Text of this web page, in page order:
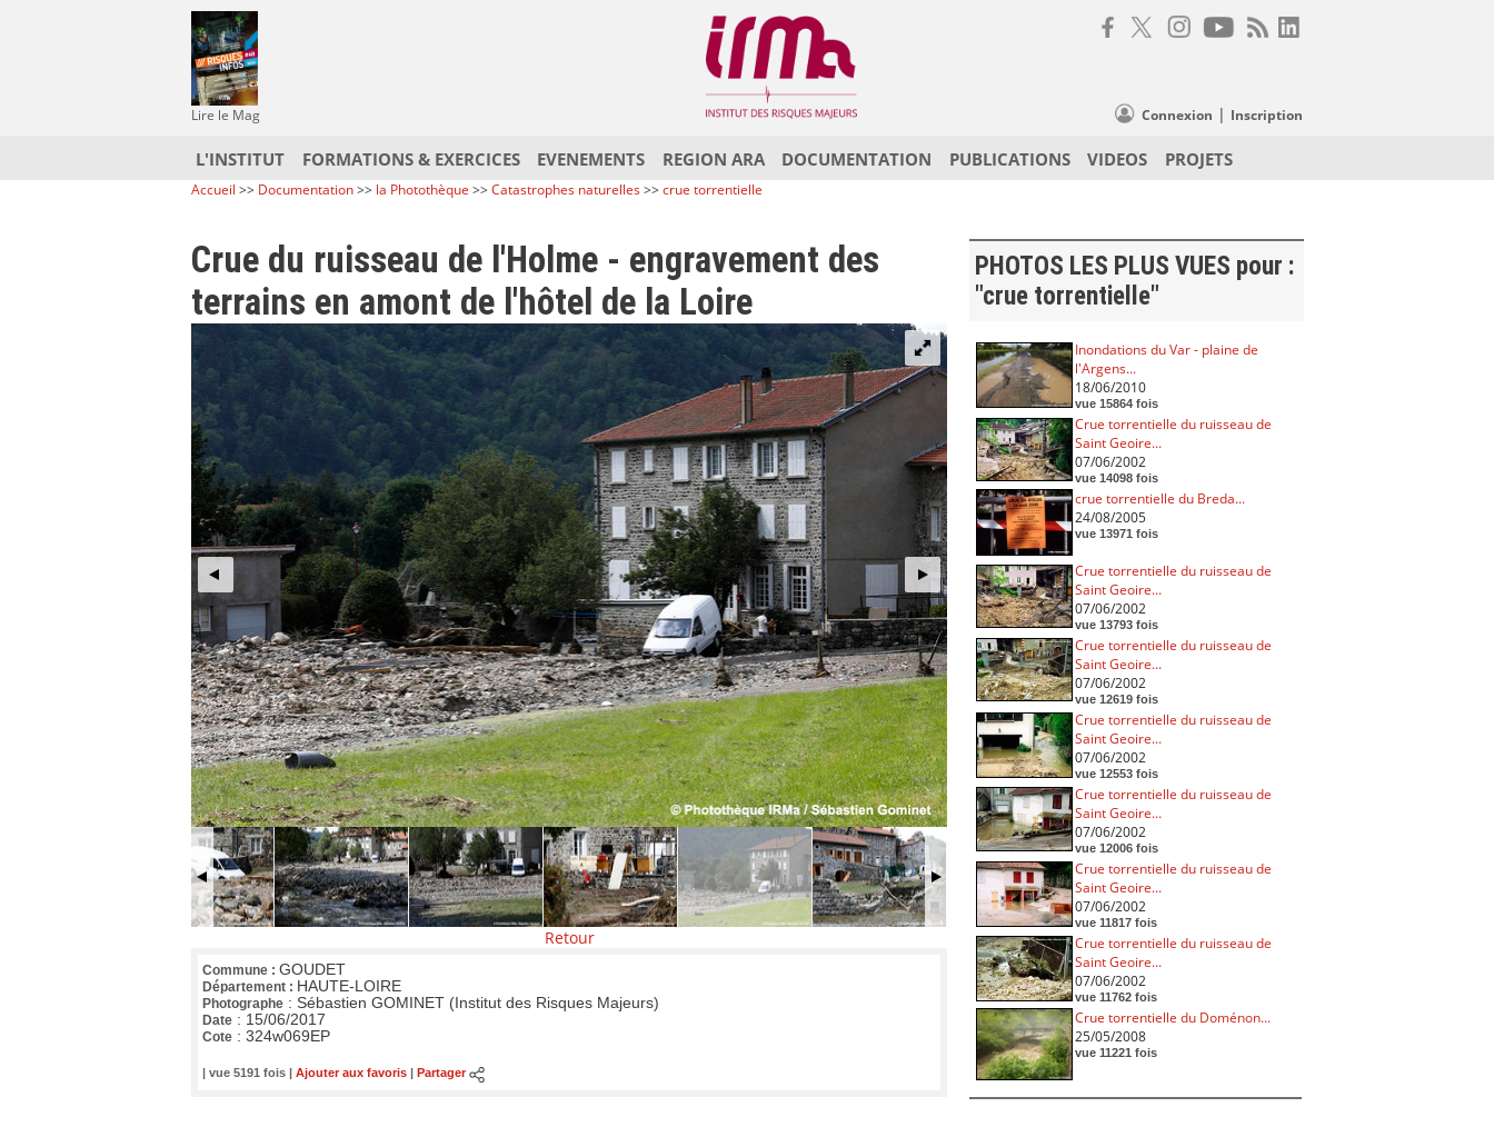
Lire le Mag Connexion | Inscription
L'INSTITUT FORMATIONS & EXERCICES EVENEMENTS REGION ARA DOCUMENTATION PUBLICATIONS VIDEOS PROJETS
Accueil >> Documentation>> la Photothèque >>Catastrophes naturelles>>crue torrentielle
Crue du ruisseau de l'Holme - engravement des
terrains en amont de l'hôtel de la Loire
Retour
Commune : GOUDET
Département : HAUTE-LOIRE
Photographe : Sébastien GOMINET (Institut des Risques Majeurs)
Date : 15/06/2017
Cote : 324w069EP
| vue 5191 fois | Ajouter aux favoris Partager
PHOTOS LES PLUS VUES pour :
"crue torrentielle"
Inondations du Var - plaine de
l'Argens...
18/06/2010
vue 15864 fois
Crue torrentielle du ruisseau de
Saint Geoire...
07/06/2002
vue 14098 fois
crue torrentielle du Breda...
24/08/2005
vue 13971 fois
Crue torrentielle du ruisseau de
Saint Geoire...
07/06/2002
vue 13793 fois
Crue torrentielle du ruisseau de
Saint Geoire...
07/06/2002
vue 12619 fois
Crue torrentielle du ruisseau de
Saint Geoire...
07/06/2002
vue 12553 fois
Crue torrentielle du ruisseau de
Saint Geoire...
07/06/2002
vue 12006 fois
Crue torrentielle du ruisseau de
Saint Geoire...
07/06/2002
vue 11817 fois
Crue torrentielle du ruisseau de
Saint Geoire...
07/06/2002
vue 11762 fois
Crue torrentielle du Doménon...
25/05/2008
vue 11221 fois